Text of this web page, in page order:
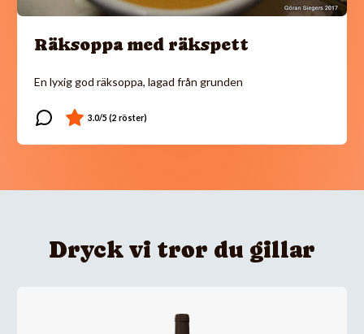
Räksoppa med räkspett
En lyxig god räksoppa, lagad från grunden
Dryck vi tror du gillar